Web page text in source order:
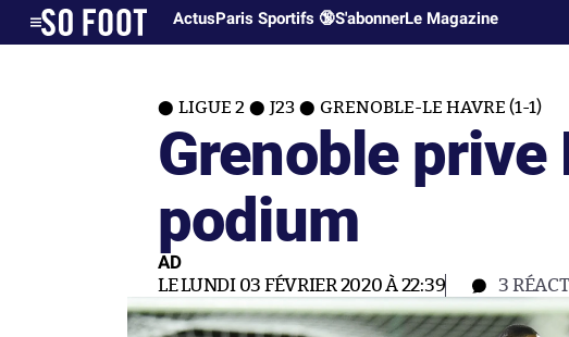
ActusParis Sportifs 🔞S'abonnerLe Magazine
LIGUE 2 J23 GRENOBLE-LE HAVRE (1-1)
Grenoble prive
podium
AD
LE LUNDI 03 FÉVRIER 2020 À 22:39 3